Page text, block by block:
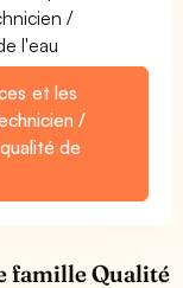
/
l'eau
et les
/
de
famille Qualité